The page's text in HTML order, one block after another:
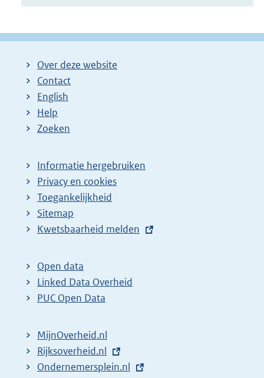
Over deze website
Contact
English
Help
Zoeken
Informatie hergebruiken
Privacy en cookies
Toegankelijkheid
Sitemap
E
t
e
r
l
i
n
Kwetsbaarheid melden
Open data
Linked Data Overheid
PUC Open Data
MijnOverheid.nl
E
x
Rijksoverheid.nl
E
Ondernemersplein.nl